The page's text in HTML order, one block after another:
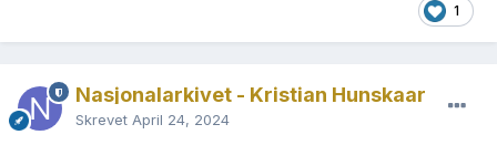
1
Nasjonalarkivet - Kristian Hunskaar
Skrevet April 24, 2024